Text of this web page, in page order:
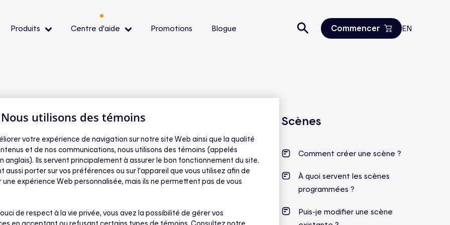
Produits Centre d'aide Promotions Blogue Commencer EN
une scène ?
les réglages d’un ou de plusieurs
Scènes
Comment créer une scène ?
À quoi servent les scènes
programmées ?
Puis-je modifier une scène
utilisons des témoins
votre expérience de navigation sur notre site Web ainsi que la qualité
et de nos communications, nous utilisons des témoins (appelés
anglais). Ils servent principalement à assurer le bon fonctionnement du site.
aussi porter sur vos préférences ou sur l’appareil que vous utilisez afin de
une expérience Web personnalisée, mais ils ne permettent pas de vous
de respect à la vie privée, vous avez la possibilité de gérer vos